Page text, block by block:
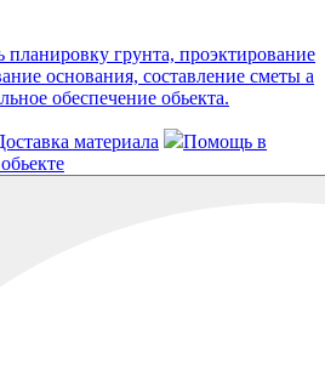
грунта, проэктирование
основания, составление сметы а
обеспечение обьекта.
материала
Помощь в